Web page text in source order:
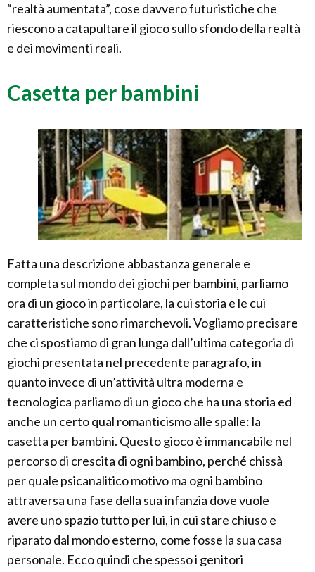
“realtà aumentata”, cose davvero futuristiche che
riescono a catapultare il gioco sullo sfondo della realtà
e dei movimenti reali.
Casetta per bambini
Fatta una descrizione abbastanza generale e
completa sul mondo dei giochi per bambini, parliamo
ora di un gioco in particolare, la cui storia e le cui
caratteristiche sono rimarchevoli. Vogliamo precisare
che ci spostiamo di gran lunga dall’ultima categoria di
giochi presentata nel precedente paragrafo, in
quanto invece di un’attività ultra moderna e
tecnologica parliamo di un gioco che ha una storia ed
anche un certo qual romanticismo alle spalle: la
casetta per bambini. Questo gioco è immancabile nel
percorso di crescita di ogni bambino, perché chissà
per quale psicanalitico motivo ma ogni bambino
attraversa una fase della sua infanzia dove vuole
avere uno spazio tutto per lui, in cui stare chiuso e
riparato dal mondo esterno, come fosse la sua casa
personale. Ecco quindi che spesso i genitori